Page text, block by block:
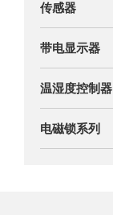
传感器
带电显示器
温湿度控制器
电磁锁系列